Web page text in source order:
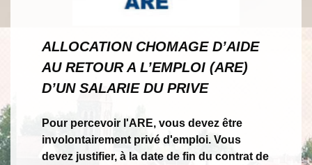
ALLOCATION CHOMAGE D’AIDE
AU RETOUR A L’EMPLOI (ARE)
D’UN SALARIE DU PRIVE
Pour percevoir l'ARE, vous devez être
involontairement privé d'emploi. Vous
devez justifier, à la date de fin du contrat de